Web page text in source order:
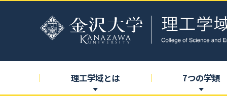
理工学域とは 7つの学類